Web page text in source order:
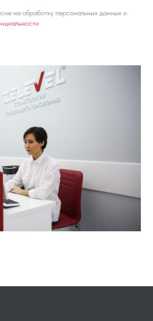
на обработку персональных данных и